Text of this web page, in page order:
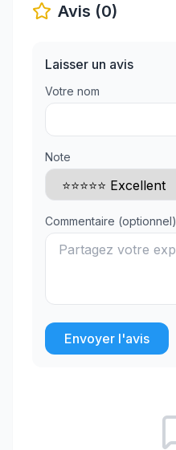
Avis (0)
Laisser un avis
Votre nom
Note
Commentaire (optionnel)
Envoyer l'avis